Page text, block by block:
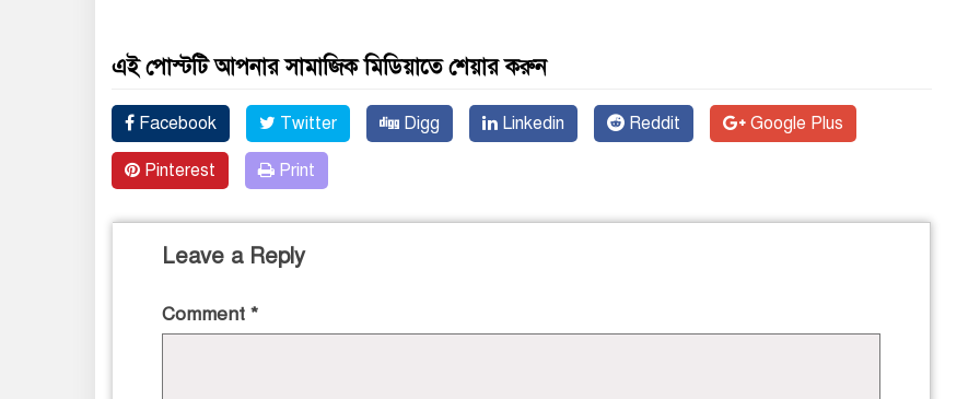
এই পোস্টটি আপনার সামাজিক মিডিয়াতে শেয়ার করুন
Facebook Twitter Digg Linkedin Reddit Google Plus
Pinterest Print
Leave a Reply
Comment *